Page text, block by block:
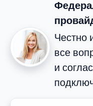
Честно
все
и